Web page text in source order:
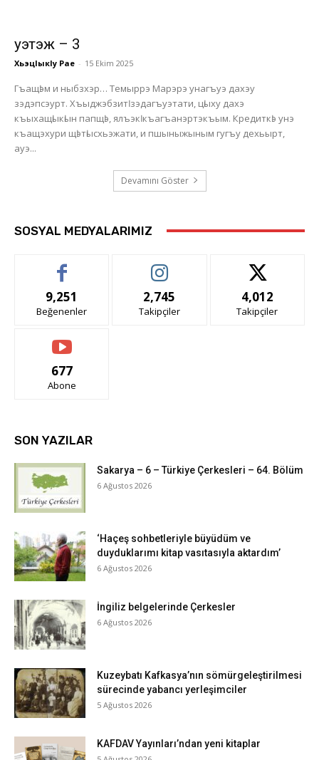
Ӏуэтэж – 3
ХьэцIыкIу Рае - 15 Ekim 2025
Гъащӏэм и ныбзхэр… Темыррэ Марэрэ унагъуэ дахэу
зэдэпсэурт. Хъыджэбзитӏ зэдагъуэтати, цӏыху дахэ
къыхащӏыкӏын папщӏэ, ялъэкӏ къагъанэртэкъым. Кредиткӏэ унэ
къащэхури щӏэтӏысхьэжати, и пшыныжыным гугъу дехьырт,
ауэ...
Devamını Göster
SOSYAL MEDYALARIMIZ
9,251
Beğenenler
2,745
Takipçiler
4,012
Takipçiler
677
Abone
SON YAZILAR
Sakarya – 6 – Türkiye Çerkesleri – 64. Bölüm
6 Ağustos 2026
‘Haçeş sohbetleriyle büyüdüm ve
duyduklarımı kitap vasıtasıyla aktardım’
6 Ağustos 2026
İngiliz belgelerinde Çerkesler
6 Ağustos 2026
Kuzeybatı Kafkasya’nın sömürgeleştirilmesi
sürecinde yabancı yerleşimciler
5 Ağustos 2026
KAFDAV Yayınları’ndan yeni kitaplar